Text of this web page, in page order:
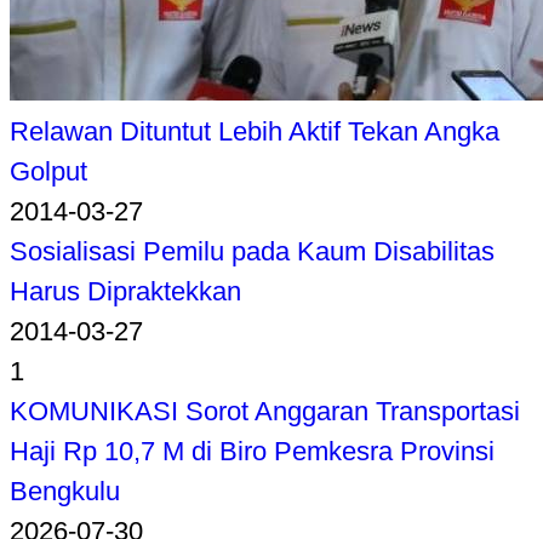
Relawan Dituntut Lebih Aktif Tekan Angka
Golput
2014-03-27
Sosialisasi Pemilu pada Kaum Disabilitas
Harus Dipraktekkan
2014-03-27
1
KOMUNIKASI Sorot Anggaran Transportasi
Haji Rp 10,7 M di Biro Pemkesra Provinsi
Bengkulu
2026-07-30